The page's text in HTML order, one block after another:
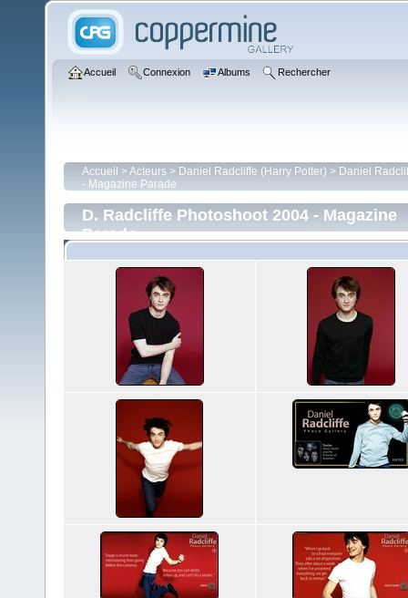
Accueil Connexion Albums Rechercher
Accueil >Acteurs > Daniel Radcliffe (Harry Potter) > Daniel
- Magazine Parade
D. Radcliffe Photoshoot 2004 - Magazine
Parade